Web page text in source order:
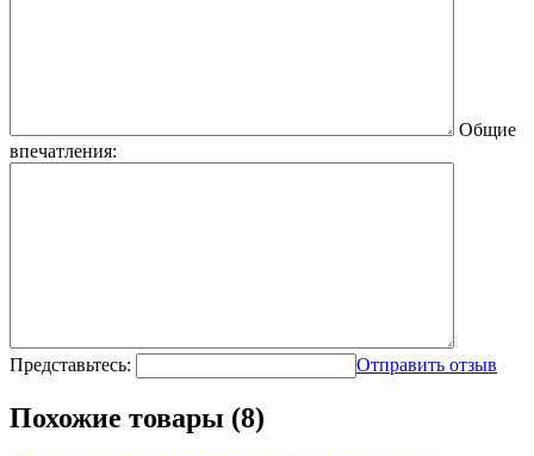
Общие
впечатления:
Представьтесь: Отправить отзыв
Похожие товары (8)